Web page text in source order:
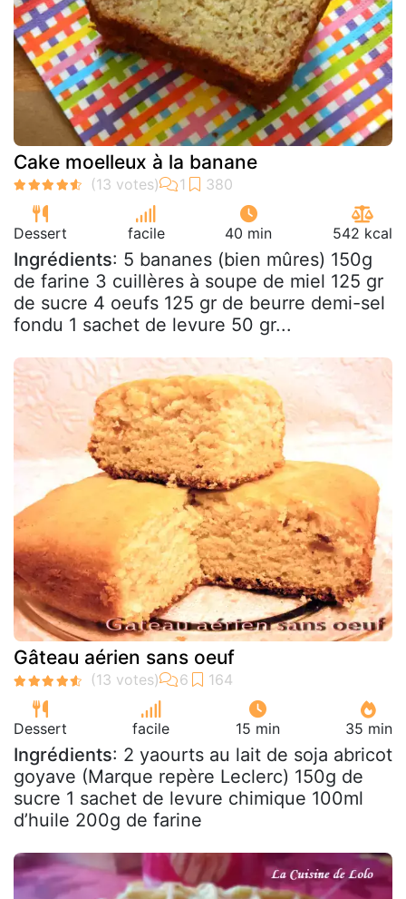
Cake moelleux à la banane
Dessert facile 40 min 542 kcal
Ingrédients: 5 bananes (bien mûres) 150g
de farine 3 cuillères à soupe de miel 125 gr
de sucre 4 oeufs 125 gr de beurre demi-sel
fondu 1 sachet de levure 50 gr...
Gâteau aérien sans oeuf
Dessert facile 15 min 35 min
Ingrédients: 2 yaourts au lait de soja abricot
goyave (Marque repère Leclerc) 150g de
sucre 1 sachet de levure chimique 100ml
d’huile 200g de farine